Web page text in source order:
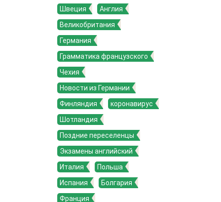
Швеция
Англия
Великобритания
Германия
Грамматика французского
Чехия
Новости из Германии
Финляндия
коронавирус
Шотландия
Поздние переселенцы
Экзамены английский
Италия
Польша
Испания
Болгария
Франция